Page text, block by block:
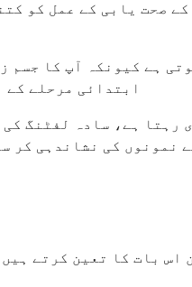
ہے کیونکہ آپ کا
ابتدائی مرحلے کے
رہتا ہے، سادہ لفٹنگ
نمونوں کی نشاندہی کر
اس بات کا تعین کرتے